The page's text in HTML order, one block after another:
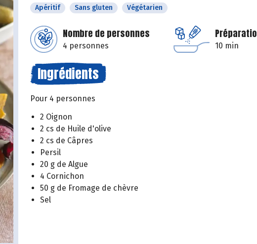
Apéritif Sans gluten Végétarien
Nombre de personnes
4 personnes 10 min
Ingrédients
Pour 4 personnes
2 Oignon
2 cs de Huile d'olive
2 cs de Câpres
Persil
20 g de Algue
4 Cornichon
50 g de Fromage de chèvre
Sel